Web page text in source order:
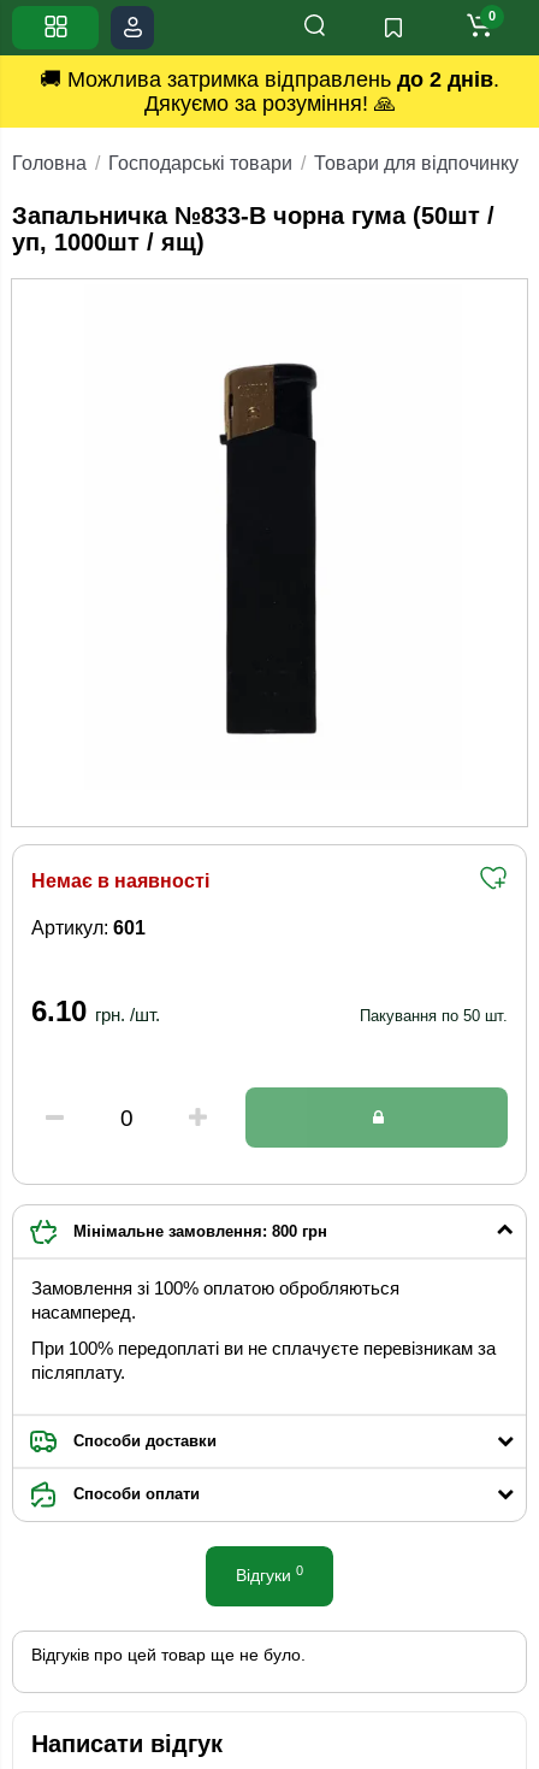
🚚 Можлива затримка відправлень до 2 днів.
Дякуємо за розуміння! 🙏
0
Головна Господарські товари Товари для відпочинку
Запальничка №833-В чорна гума (50шт /
уп, 1000шт / ящ)
Немає в наявності
Артикул: 601
6.10 грн. /шт. Пакування по 50 шт.
Мінімальне замовлення: 800 грн
Замовлення зі 100% оплатою обробляються
насамперед.
При 100% передоплаті ви не сплачуєте перевізникам за
післяплату.
Способи доставки
Способи оплати
Відгуки 0
Відгуків про цей товар ще не було.
Написати відгук